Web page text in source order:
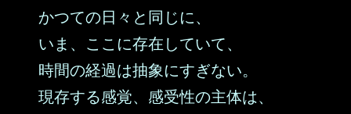
かつての日々と同じに、
いま、ここに存在していて、
時間の経過は抽象にすぎない。
現存する感覚、感受性の主体は、